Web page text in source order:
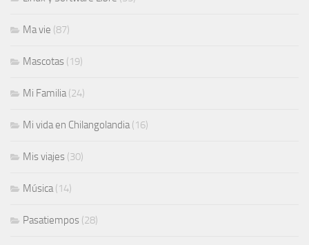
Ma vie (87)
Mascotas (19)
Mi Familia(24)
Mi vida en Chilangolandia(16)
Mis viajes (30)
Música(14)
Pasatiempos (28)